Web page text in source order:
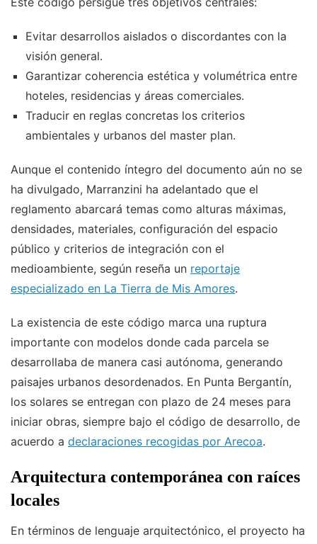
Evitar desarrollos aislados o discordantes con la
visión general.
Garantizar coherencia estética y volumétrica entre
hoteles, residencias y áreas comerciales.
Traducir en reglas concretas los criterios
ambientales y urbanos del master plan.
Aunque el contenido íntegro del documento aún no se
ha divulgado, Marranzini ha adelantado que el
reglamento abarcará temas como alturas máximas,
densidades, materiales, configuración del espacio
público y criterios de integración con el
medioambiente, según reseña un reportaje
especializado en La Tierra de Mis Amores.
La existencia de este código marca una ruptura
importante con modelos donde cada parcela se
desarrollaba de manera casi autónoma, generando
paisajes urbanos desordenados. En Punta Bergantín,
los solares se entregan con plazo de 24 meses para
iniciar obras, siempre bajo el código de desarrollo, de
acuerdo a declaraciones recogidas por Arecoa.
Arquitectura contemporánea con raíces
locales
En términos de lenguaje arquitectónico, el proyecto ha